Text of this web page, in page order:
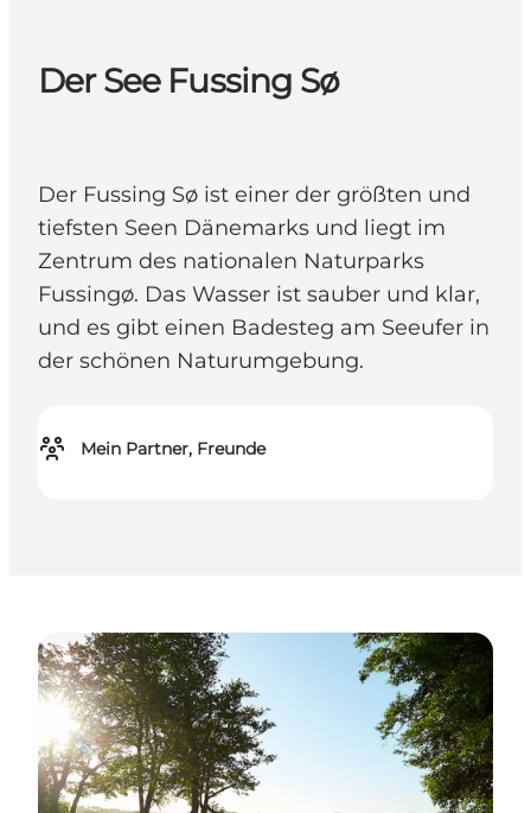
Der See Fussing Sø
Der Fussing Sø ist einer der größten und
tiefsten Seen Dänemarks und liegt im
Zentrum des nationalen Naturparks
Fussingø. Das Wasser ist sauber und klar,
und es gibt einen Badesteg am Seeufer in
der schönen Naturumgebung.
Mein Partner, Freunde